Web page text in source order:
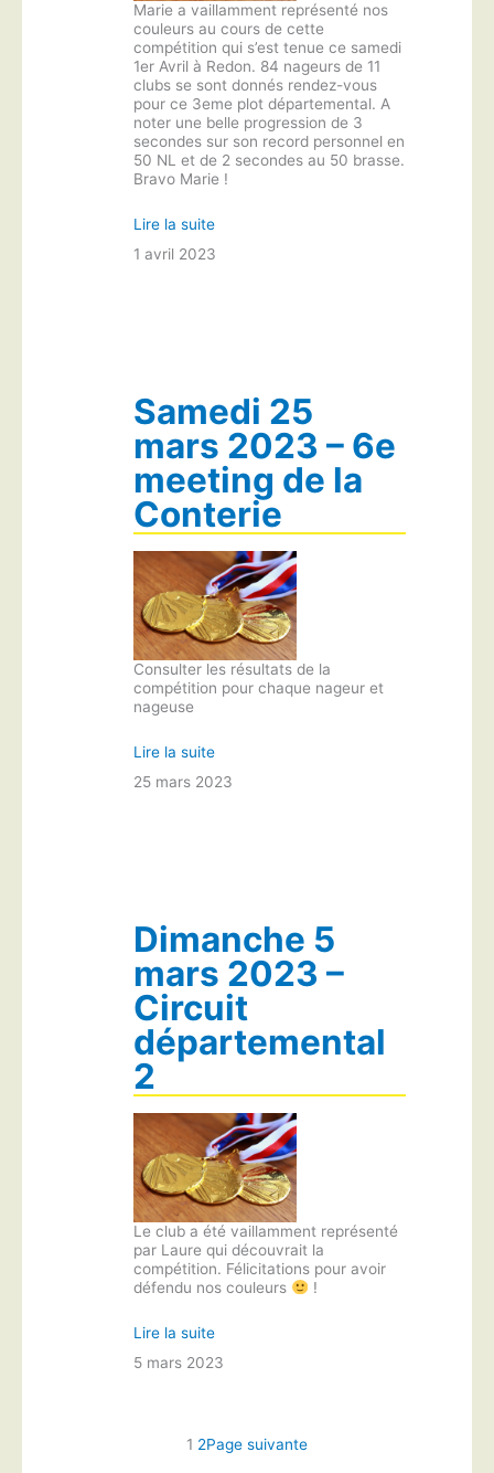
Marie a vaillamment représenté nos
couleurs au cours de cette
compétition qui s’est tenue ce samedi
1er Avril à Redon. 84 nageurs de 11
clubs se sont donnés rendez-vous
pour ce 3eme plot départemental. A
noter une belle progression de 3
secondes sur son record personnel en
50 NL et de 2 secondes au 50 brasse.
Bravo Marie !
Lire la suite
1 avril 2023
Samedi 25
mars 2023 – 6e
meeting de la
Conterie
Consulter les résultats de la
compétition pour chaque nageur et
nageuse
Lire la suite
25 mars 2023
Dimanche 5
mars 2023 –
Circuit
départemental
2
Le club a été vaillamment représenté
par Laure qui découvrait la
compétition. Félicitations pour avoir
défendu nos couleurs
!
Lire la suite
5 mars 2023
1 2Page suivante